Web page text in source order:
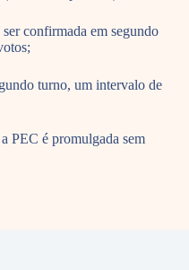
confirmada em segundo
turno, um intervalo de
PEC é promulgada sem